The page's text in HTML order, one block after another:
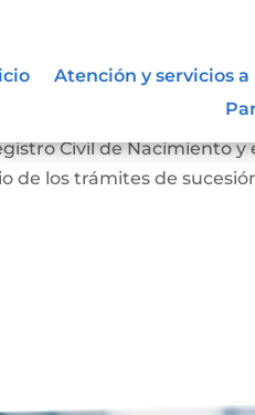
Atención y servicios
el hecho de la muerte y
Civil de Nacimiento y
de los trámites de